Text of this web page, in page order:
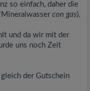
so einfach, daher die
Mineralwasser con gas).
und da wir mit der
uns noch Zeit
der Gutschein